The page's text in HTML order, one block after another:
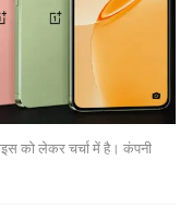
को लेकर चर्चा में है। कंपनी